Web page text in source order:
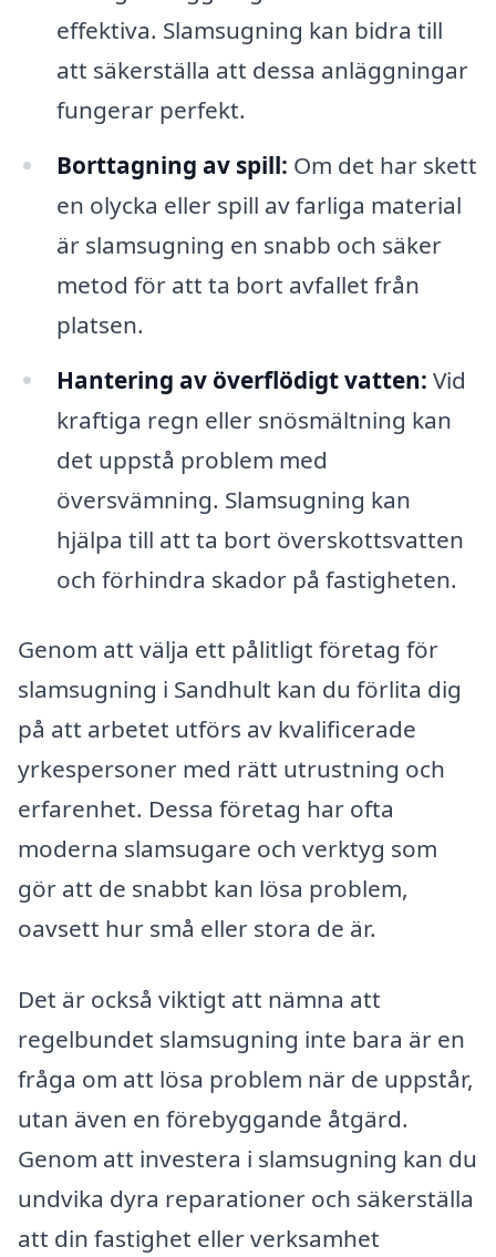
effektiva. Slamsugning kan bidra till
att säkerställa att dessa anläggningar
fungerar perfekt.
Borttagning av spill: Om det har skett
en olycka eller spill av farliga material
är slamsugning en snabb och säker
metod för att ta bort avfallet från
platsen.
Hantering av överflödigt vatten: Vid
kraftiga regn eller snösmältning kan
det uppstå problem med
översvämning. Slamsugning kan
hjälpa till att ta bort överskottsvatten
och förhindra skador på fastigheten.
Genom att välja ett pålitligt företag för
slamsugning i Sandhult kan du förlita dig
på att arbetet utförs av kvalificerade
yrkespersoner med rätt utrustning och
erfarenhet. Dessa företag har ofta
moderna slamsugare och verktyg som
gör att de snabbt kan lösa problem,
oavsett hur små eller stora de är.
Det är också viktigt att nämna att
regelbundet slamsugning inte bara är en
fråga om att lösa problem när de uppstår,
utan även en förebyggande åtgärd.
Genom att investera i slamsugning kan du
undvika dyra reparationer och säkerställa
att din fastighet eller verksamhet